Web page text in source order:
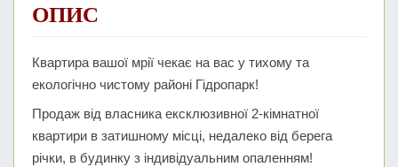
ОПИС
Квартира вашої мрії чекає на вас у тихому та
екологічно чистому районі Гідропарк!
Продаж від власника ексклюзивної 2-кімнатної
квартири в затишному місці, недалеко від берега
річки, в будинку з індивідуальним опаленням!